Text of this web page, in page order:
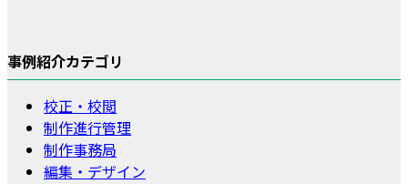
事例紹介カテゴリ
校正・校閲
制作進行管理
制作事務局
編集・デザイン